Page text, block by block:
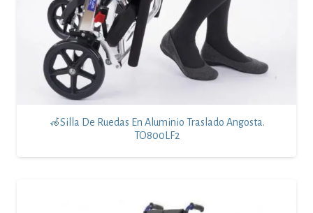
🦽Silla De Ruedas En Aluminio Traslado Angosta.
TO800LF2